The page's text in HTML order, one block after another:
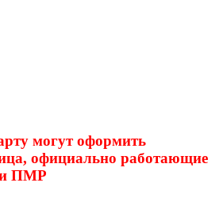
могут оформить
официально работающие
ПМР